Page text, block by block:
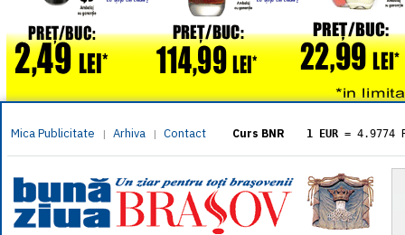
Mica Publicitate | Arhiva | Contact Curs BNR 1 EUR = 4.9774
= 5.8304
1 XAU= 464.4611
1 AED= 1.1933
1 AUD= 2.7957
1 BGN= 2.5449